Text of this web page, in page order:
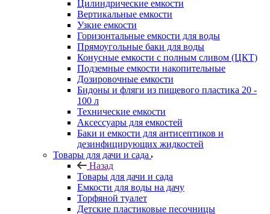
Цилиндрические емкости
Вертикальные емкости
Узкие емкости
Горизонтальные емкости для воды
Прямоугольные баки для воды
Конусные емкости с полным сливом (ЦКТ)
Подземные емкости накопительные
Дозировочные емкости
Бидоны и фляги из пищевого пластика 20 -
100 л
Технические емкости
Аксессуары для емкостей
Баки и емкости для антисептиков и
дезинфицирующих жидкостей
Товары для дачи и сада
Назад
Товары для дачи и сада
Емкости для воды на дачу
Торфяной туалет
Детские пластиковые песочницы